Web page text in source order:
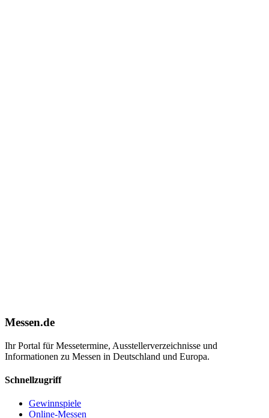
Messen.de
Ihr Portal für Messetermine, Ausstellerverzeichnisse und
Informationen zu Messen in Deutschland und Europa.
Schnellzugriff
Gewinnspiele
Online-Messen